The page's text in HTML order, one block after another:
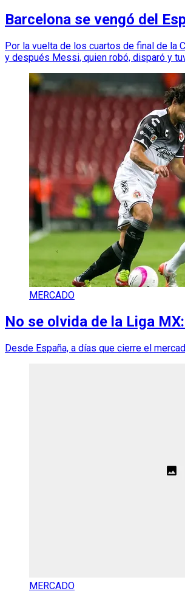
Barcelona se vengó del
Por la vuelta de los cuartos de final de la
y después Messi, quien robó, disparó y
MERCADO
No se olvida de la Liga
Desde España, a días que cierre el
MERCADO